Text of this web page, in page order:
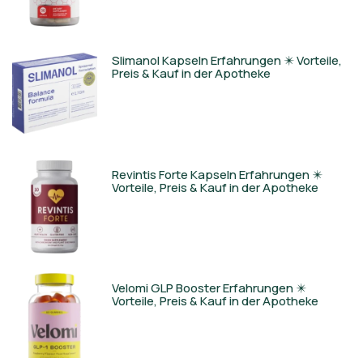
Slimanol Kapseln Erfahrungen ✴️ Vorteile,
Preis & Kauf in der Apotheke
Revintis Forte Kapseln Erfahrungen ✴️
Vorteile, Preis & Kauf in der Apotheke
Velomi GLP Booster Erfahrungen ✴️
Vorteile, Preis & Kauf in der Apotheke